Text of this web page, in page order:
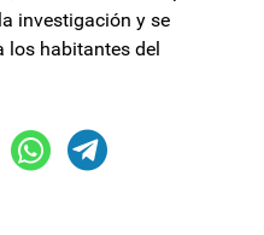
investigación y se
los habitantes del